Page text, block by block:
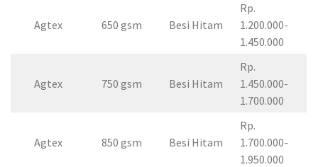
Agtex 650 gsm Besi Hitam
Rp.
1.200.000-
1.450.000
Agtex 750 gsm Besi Hitam
Rp.
1.450.000-
1.700.000
Agtex 850 gsm Besi Hitam
Rp.
1.700.000-
1.950.000